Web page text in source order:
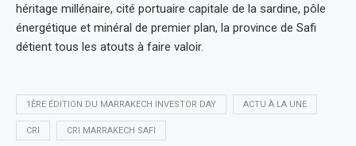
héritage millénaire, cité portuaire capitale de la sardine, pôle
énergétique et minéral de premier plan, la province de Safi
détient tous les atouts à faire valoir.
1ÈRE ÉDITION DU MARRAKECH INVESTOR DAY ACTU À LA UNE
CRI CRI MARRAKECH SAFI